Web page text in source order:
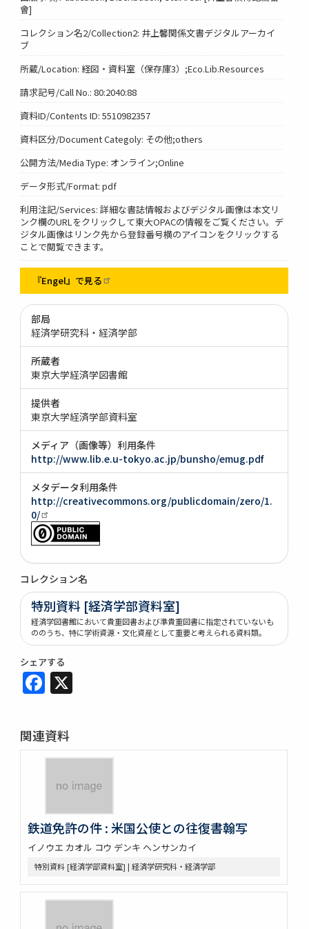
會]
コレクション名2/Collection2: 井上馨関係文書デジタルアーカイ
ブ
所蔵/Location: 経図・資料室（保存庫3）;Eco.Lib.Resources
請求記号/Call No.: 80:2040:88
資料ID/Contents ID: 5510982357
資料区分/Document Categoly: その他;others
公開方法/Media Type: オンライン;Online
データ形式/Format: pdf
利用注記/Services: 詳細な書誌情報およびデジタル画像は本文リ
ンク欄のURLをクリックして東大OPACの情報をご覧ください。デ
ジタル画像はリンク先から登録番号横のアイコンをクリックする
ことで閲覧できます。
『Engel』で見る
部局
経済学研究科・経済学部
所蔵者
東京大学経済学図書館
提供者
東京大学経済学部資料室
メディア（画像等）利用条件
http://www.lib.e.u-tokyo.ac.jp/bunsho/emug.pdf
メタデータ利用条件
http://creativecommons.org/publicdomain/zero/1.
0/
コレクション名
特別資料 [経済学部資料室]
経済学図書館において貴重図書および準貴重図書に指定されていないも
ののうち、特に学術資源・文化資産として重要と考えられる資料類。
シェアする
Facebook
関連資料
鉄道免許の件 : 米国公使との往復書翰写
イノウエ カオル コウ デンキ ヘンサンカイ
特別資料 [経済学部資料室] | 経済学研究科・経済学部